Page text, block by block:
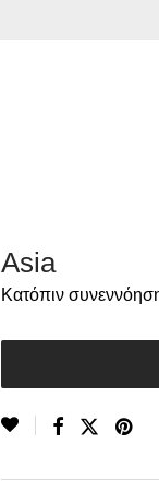
Asia
Κατόπιν